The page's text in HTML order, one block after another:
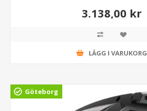
3.138,00 kr
LÄGG I VARUKORG
Göteborg